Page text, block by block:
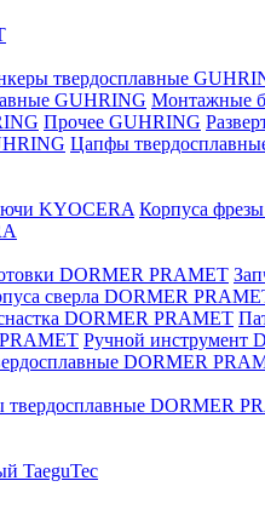
твердосплавные
GUHRING Монтажные
Прочее GUHRING
Цапфы
KYOCERA Корпуса
DORMER PRAMET
сверла DORMER
DORMER PRAMET
Ручной инструмент
DORMER
твердосплавные DORMER
TaeguTec